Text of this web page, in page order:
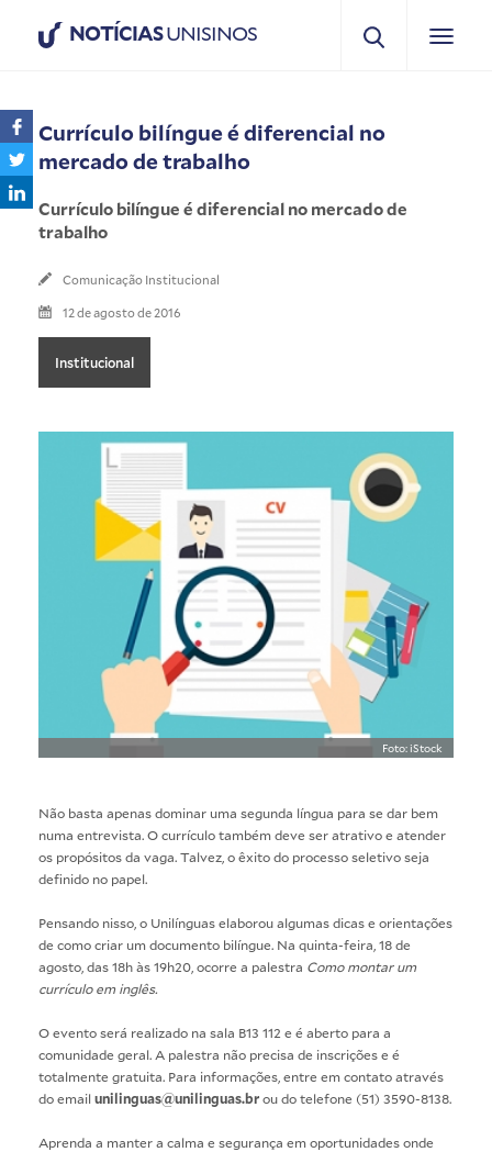
NOTÍCIASUNISINOS
Currículo bilíngue é diferencial no
mercado de trabalho
Currículo bilíngue é diferencial no mercado de
trabalho
Comunicação Institucional
12 de agosto de 2016
Institucional
Foto: iStock
Não basta apenas dominar uma segunda língua para se dar bem
numa entrevista. O currículo também deve ser atrativo e atender
os propósitos da vaga. Talvez, o êxito do processo seletivo seja
definido no papel.
Pensando nisso, o Unilínguas elaborou algumas dicas e orientações
de como criar um documento bilíngue. Na quinta-feira, 18 de
agosto, das 18h às 19h20, ocorre a palestra Como montar um
currículo em inglês.
O evento será realizado na sala B13 112 e é aberto para a
comunidade geral. A palestra não precisa de inscrições e é
totalmente gratuita. Para informações, entre em contato através
do emailunilinguas@unilinguas.brou do telefone (51) 3590-8138.
Aprenda a manter a calma e segurança em oportunidades onde